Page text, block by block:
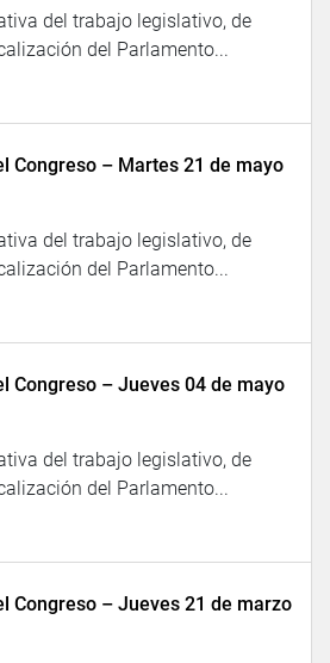
del trabajo legislativo, de
del Parlamento...
Congreso – Martes 21 de mayo
del trabajo legislativo, de
del Parlamento...
Congreso – Jueves 04 de mayo
del trabajo legislativo, de
del Parlamento...
Congreso – Jueves 21 de marzo